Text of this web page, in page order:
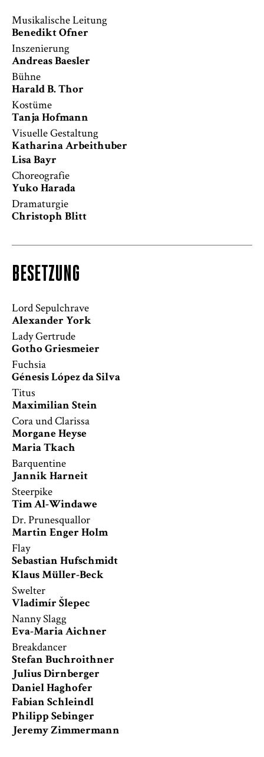
Musikalische Leitung
Benedikt Ofner
Inszenierung
Andreas Baesler
Bühne
Harald B. Thor
Kostüme
Tanja Hofmann
Visuelle Gestaltung
Katharina Arbeithuber
Lisa Bayr
Choreografie
Yuko Harada
Dramaturgie
Christoph Blitt
BESETZUNG
Lord Sepulchrave
Alexander York
Lady Gertrude
Gotho Griesmeier
Fuchsia
Génesis López da Silva
Titus
Maximilian Stein
Cora und Clarissa
Morgane Heyse
Maria Tkach
Barquentine
Jannik Harneit
Steerpike
Tim Al-Windawe
Dr. Prunesquallor
Martin Enger Holm
Flay
Sebastian Hufschmidt
Klaus Müller-Beck
Swelter
Vladimír Šlepec
Nanny Slagg
Eva-Maria Aichner
Breakdancer
Stefan Buchroithner
Julius Dirnberger
Daniel Haghofer
Fabian Schleindl
Philipp Sebinger
Jeremy Zimmermann